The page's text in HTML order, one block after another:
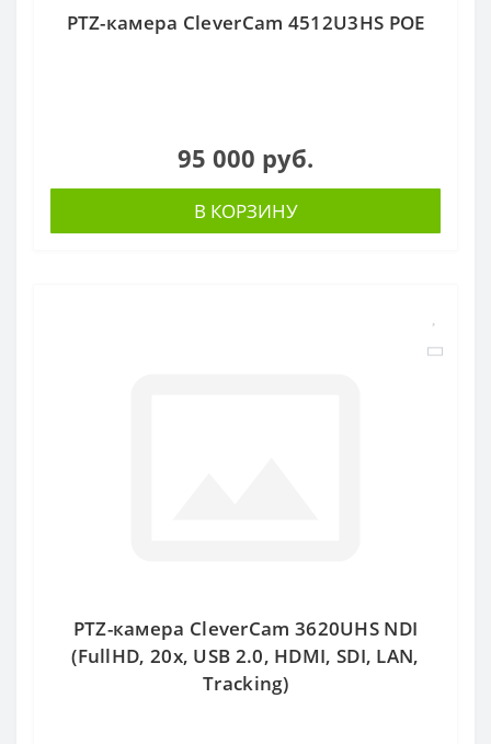
PTZ-камера CleverCam 4512U3HS POE
95 000 руб.
В КОРЗИНУ
PTZ-камера CleverCam 3620UHS NDI
(FullHD, 20x, USB 2.0, HDMI, SDI, LAN,
Tracking)